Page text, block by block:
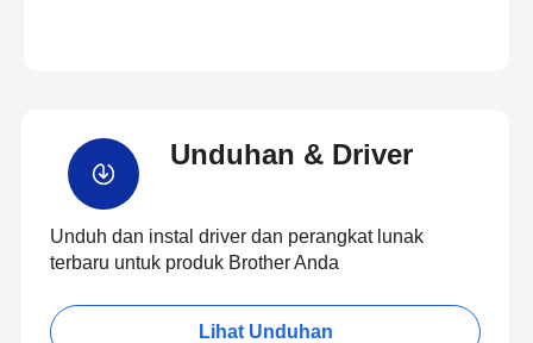
Unduhan & Driver
Unduh dan instal driver dan perangkat lunak
terbaru untuk produk Brother Anda
Lihat Unduhan